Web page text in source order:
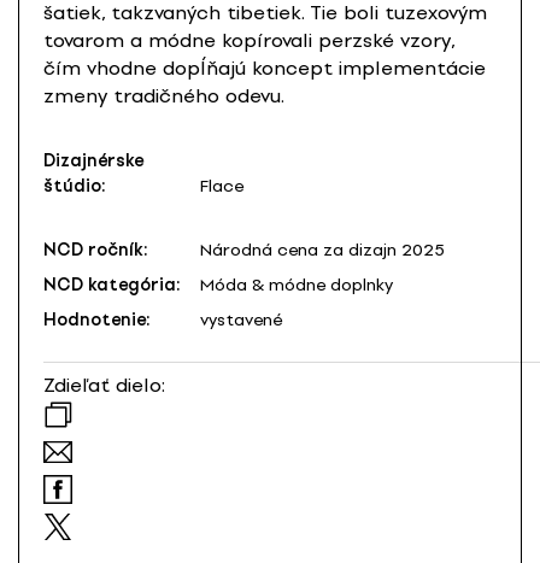
šatiek, takzvaných tibetiek. Tie boli tuzexovým
tovarom a módne kopírovali perzské vzory,
čím vhodne dopĺňajú koncept implementácie
zmeny tradičného odevu.
Dizajnérske
štúdio:
Flace
NCD ročník:
Národná cena za dizajn 2025
NCD kategória:
Móda & módne doplnky
Hodnotenie:
vystavené
Zdieľať dielo: